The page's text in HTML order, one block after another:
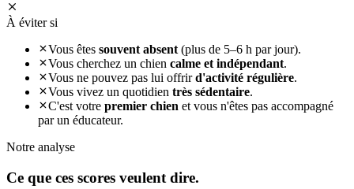
À éviter si
Vous êtes souvent absent(plus de 5–6 h par jour).
Vous cherchez un chien calme et indépendant.
Vous ne pouvez pas lui offrird'activité régulière.
Vous vivez un quotidien très sédentaire.
C'est votre premier chien et vous n'êtes pas accompagné
par un éducateur.
Notre analyse
Ce que ces scores veulent dire.